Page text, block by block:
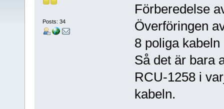
Posts: 34
Förberedelse
Överföringen
8 poliga
Så det är bara
RCU-1258 i
kabeln.